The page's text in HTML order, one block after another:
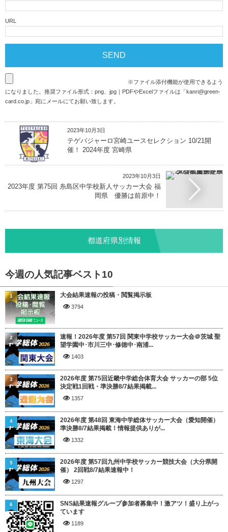
URL
※ファイル添付機能が使用できるよう
になりました。推奨ファイル形式：png、jpg｜PDFやExcelファイルは「 kanri@green-
card.co.jp 」宛にメールにてお願い致します。
2023年10月3日
テゲバジャーロ宮崎ユースセレクション 10/21開
催！ 2024年度 宮崎県
2023年10月3日
2023年度 第75回 糸島区中学校新人サッカー大会 福
岡県 優勝は前原中！
都道府県別情報
今週の人気記事ベスト10
大会結果速報の投稿・閲覧掲示板
3794
1
速報！2026年度 第57回 関東中学校サッカー大会＠茨城 聖
望学園中･市川三中･修徳中･南浦...
1403
2
2026年度 第75回近畿中学総合体育大会 サッカーの部 5位
決定戦1回戦・準決勝8/7結果掲載...
1357
3
2026年度 第48回 東海中学総体サッカー大会（愛知開催）
準決勝8/7結果掲載！情報提供ありが...
1332
4
2026年度 第57回九州中学校サッカー競技大会（大分県開
催） 2回戦8/7結果速報中！
1297
5
SNS結果速報グループ参加者募集中！激アツ！盛り上がっ
ています
1189
6